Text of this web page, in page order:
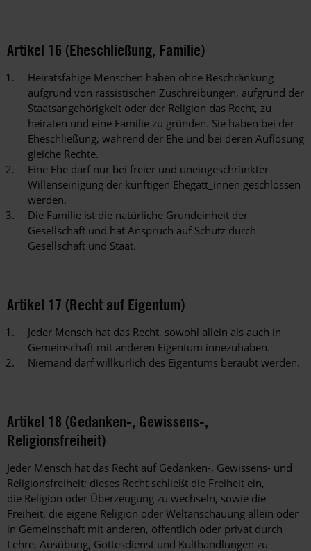
Artikel 16 (Eheschließung, Familie)
Heiratsfähige Menschen haben ohne Beschränkung
aufgrund von rassistischen Zuschreibungen, aufgrund der
Staatsangehörigkeit oder der Religion das Recht, zu
heiraten und eine Familie zu gründen. Sie haben bei der
Eheschließung, während der Ehe und bei deren Auflösung
gleiche Rechte.
Eine Ehe darf nur bei freier und uneingeschränkter
Willenseinigung der künftigen Ehegatt_innen geschlossen
werden.
Die Familie ist die natürliche Grundeinheit der
Gesellschaft und hat Anspruch auf Schutz durch
Gesellschaft und Staat.
Artikel 17 (Recht auf Eigentum)
Jeder Mensch hat das Recht, sowohl allein als auch in
Gemeinschaft mit anderen Eigentum innezuhaben.
Niemand darf willkürlich des Eigentums beraubt werden.
Artikel 18 (Gedanken-, Gewissens-,
Religionsfreiheit)
Jeder Mensch hat das Recht auf Gedanken-, Gewissens- und
Religionsfreiheit; dieses Recht schließt die Freiheit ein,
die Religion oder Überzeugung zu wechseln, sowie die
Freiheit, die eigene Religion oder Weltanschauung allein oder
in Gemeinschaft mit anderen, öffentlich oder privat durch
Lehre, Ausübung, Gottesdienst und Kulthandlungen zu